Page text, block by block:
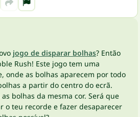
jogo de disparar bolhas? Então
Rush! Este jogo tem uma
onde as bolhas aparecem por todo
a partir do centro do ecrã.
bolhas da mesma cor. Será que
o teu recorde e fazer desaparecer